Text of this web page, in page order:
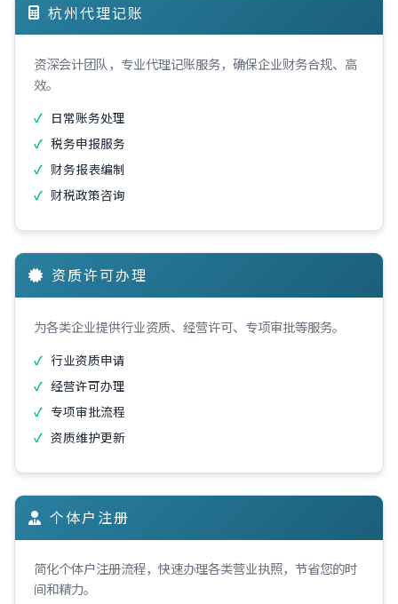
杭州代理记账
资深会计团队，专业代理记账服务，确保企业财务合规、高
效。
日常账务处理
税务申报服务
财务报表编制
财税政策咨询
资质许可办理
为各类企业提供行业资质、经营许可、专项审批等服务。
行业资质申请
经营许可办理
专项审批流程
资质维护更新
个体户注册
简化个体户注册流程，快速办理各类营业执照，节省您的时
间和精力。